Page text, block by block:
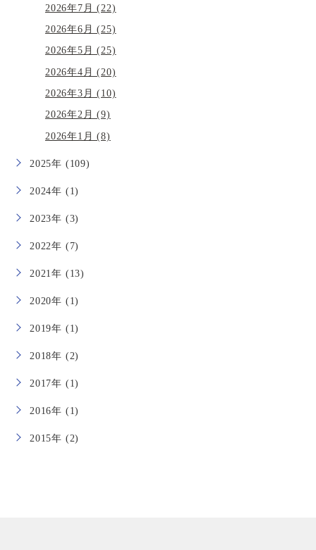
2026年7月 (22)
2026年6月 (25)
2026年5月 (25)
2026年4月 (20)
2026年3月 (10)
2026年2月 (9)
2026年1月 (8)
2025年 (109)
2024年 (1)
2023年 (3)
2022年 (7)
2021年 (13)
2020年 (1)
2019年 (1)
2018年 (2)
2017年 (1)
2016年 (1)
2015年 (2)